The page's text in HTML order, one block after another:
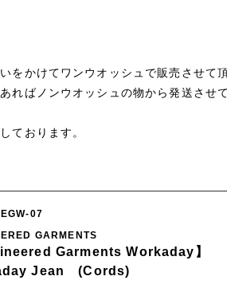
をかけてワンウオッシュで販売させて
ばノンウオッシュの物から発送させて
ております。
07
GARMENTS
Garments Workaday】
Jean (Cords)